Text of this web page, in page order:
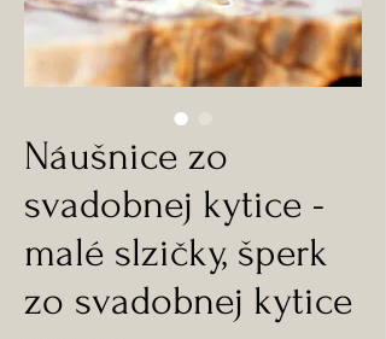
Náušnice zo
svadobnej kytice -
malé slzičky, šperk
zo svadobnej kytice